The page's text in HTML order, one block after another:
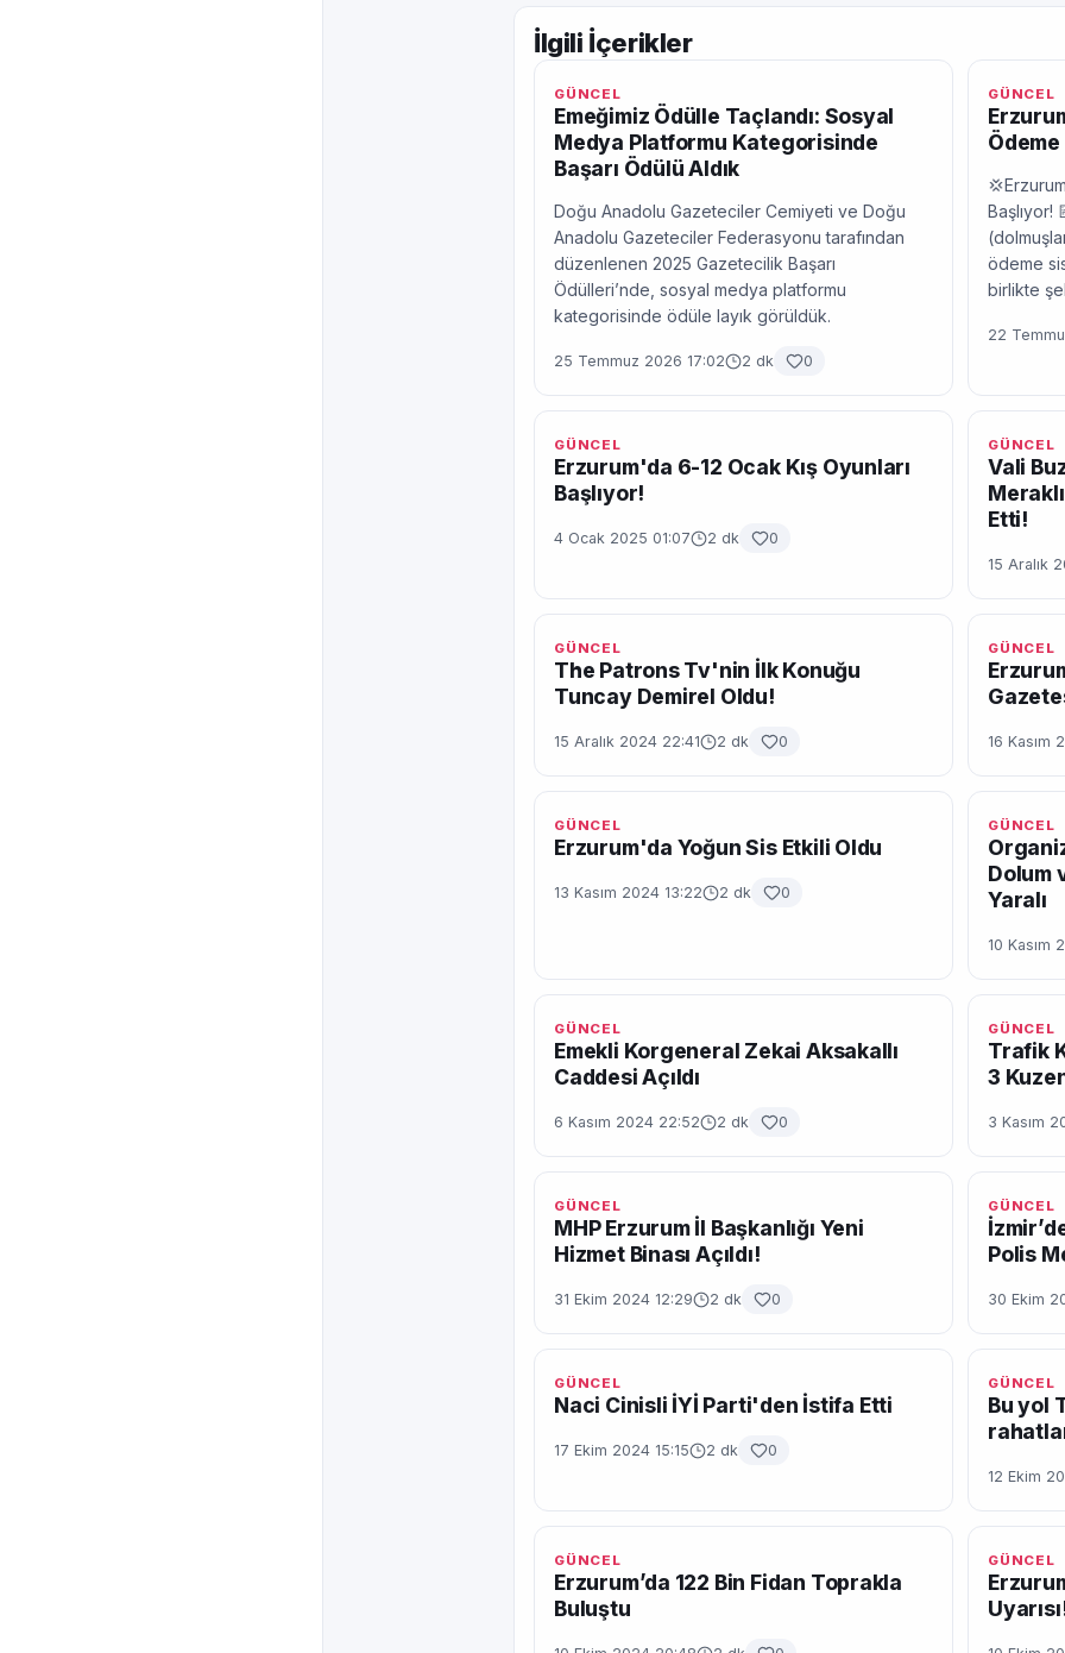
İlgili İçerikler
GÜNCEL
Emeğimiz Ödülle Taçlandı: Sosyal
Medya Platformu Kategorisinde
Başarı Ödülü Aldık
Doğu Anadolu Gazeteciler Cemiyeti ve Doğu
Anadolu Gazeteciler Federasyonu tarafından
düzenlenen 2025 Gazetecilik Başarı
Ödülleri’nde, sosyal medya platformu
kategorisinde ödüle layık görüldük.
25 Temmuz 2026 17:02 2 dk 0
GÜNCEL
Başlıyor!
ödeme
birlikte
22
GÜNCEL
Erzurum'da 6-12 Ocak Kış Oyunları
Başlıyor!
4 Ocak 2025 01:07 2 dk 0
GÜNCEL
Vali
Etti!
15 Aralık
GÜNCEL
The Patrons Tv'nin İlk Konuğu
Tuncay Demirel Oldu!
15 Aralık 2024 22:41 2 dk 0
GÜNCEL
16 Kasım
GÜNCEL
Erzurum'da Yoğun Sis Etkili Oldu
13 Kasım 2024 13:22 2 dk 0
GÜNCEL
Dolum
Yaralı
10 Kasım
GÜNCEL
Emekli Korgeneral Zekai Aksakallı
Caddesi Açıldı
6 Kasım 2024 22:52 2 dk 0
GÜNCEL
Trafik
3
3 Kasım
GÜNCEL
MHP Erzurum İl Başkanlığı Yeni
Hizmet Binası Açıldı!
31 Ekim 2024 12:29 2 dk 0
GÜNCEL
Polis
30 Ekim
GÜNCEL
Naci Cinisli İYİ Parti'den İstifa Etti
17 Ekim 2024 15:15 2 dk 0
GÜNCEL
Bu yol
12 Ekim
GÜNCEL
Erzurum’da 122 Bin Fidan Toprakla
Buluştu
GÜNCEL